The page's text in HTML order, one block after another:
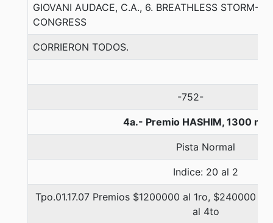
GIOVANI AUDACE, C.A., 6. BREATHLESS STORM-
CONGRESS
CORRIERON TODOS.
-752-
4a.- Premio HASHIM, 1300
Pista Normal
Indice: 20 al 2
Tpo.01.17.07 Premios $1200000 al 1ro, $240000
al 4to